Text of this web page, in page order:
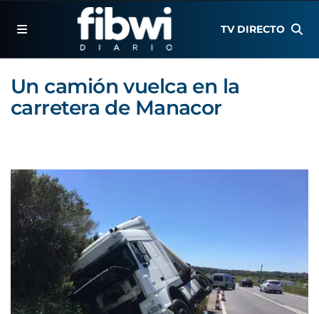
TV DIRECTO
Un camión vuelca en la
carretera de Manacor